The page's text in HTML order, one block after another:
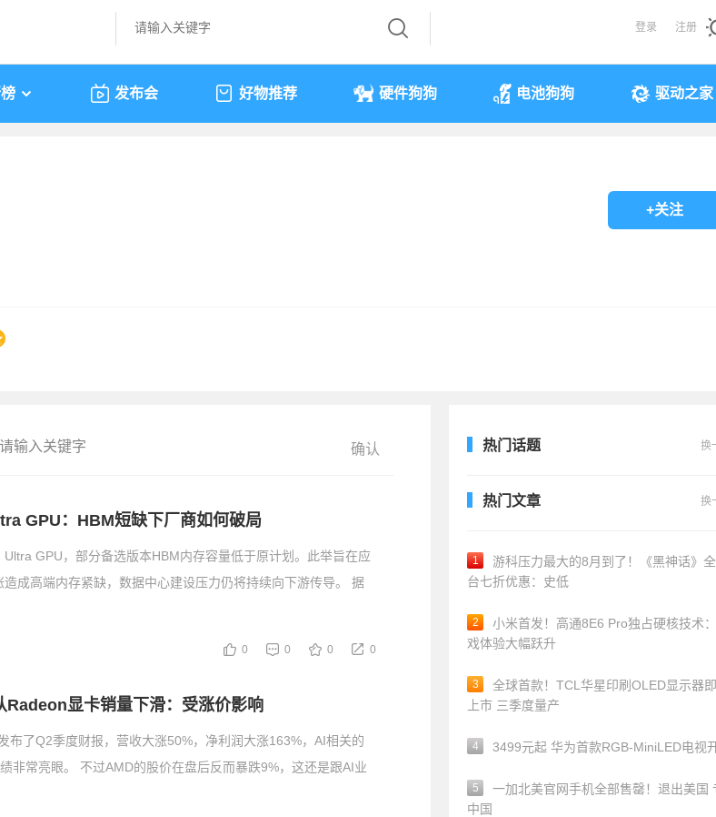
登录 注册
发布会 好物推荐 硬件狗狗 电池狗狗 驱动之家
+关注
GPU：HBM短缺下厂商如何破局
GPU，部分备选版本HBM内存容量低于原计划。此举旨在应
成高端内存紧缺，数据中心建设压力仍将持续向下游传导。 据
0 0 0 0
显卡销量下滑：受涨价影响
布了Q2季度财报，营收大涨50%，净利润大涨163%，AI相关的
非常亮眼。 不过AMD的股价在盘后反而暴跌9%，这还是跟AI业
热门话题 换
热门文章 换
1
游科压力最大的8月到了！《黑神话》
台七折优惠：史低
2
小米首发！高通8E6 Pro独占硬核技术
戏体验大幅跃升
3
全球首款！TCL华星印刷OLED显示器
上市 三季度量产
4 3499元起 华为首款RGB-MiniLED电视
5
一加北美官网手机全部售罄！退出美国
中国